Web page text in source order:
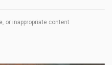
or inappropriate content